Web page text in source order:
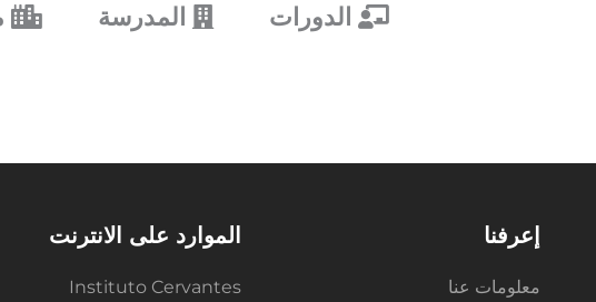
الدورات المدرسة
إعرفنا
معلومات عنا
الموارد على الانترنت
Instituto Cervantes